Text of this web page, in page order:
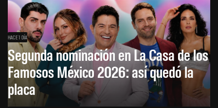
HACE 1 DÍA
Segunda nominación en La Casa de los
Famosos México 2026: así quedó la
placa